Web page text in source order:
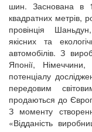
шин. Заснована в
квадратних метрів,
провінція
якісних та
автомобілів. З
Японії,
потенціалу
передовим
продаються до
З моменту
«Відданість